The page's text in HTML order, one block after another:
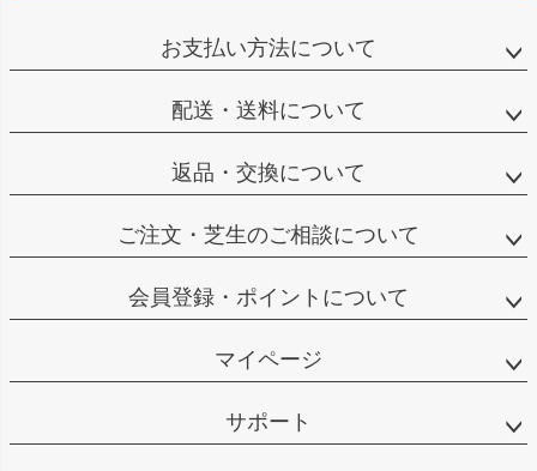
お支払い方法について
配送・送料について
返品・交換について
ご注文・芝生のご相談について
会員登録・ポイントについて
マイページ
サポート